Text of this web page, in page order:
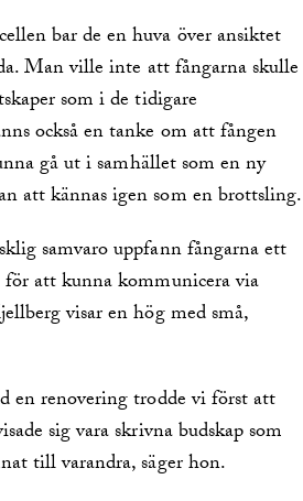
bar de en huva över ansiktet
Man ville inte att fångarna skulle
som i de tidigare
också en tanke om att fången
gå ut i samhället som en ny
att kännas igen som en brottsling.
samvaro uppfann fångarna ett
att kunna kommunicera via
visar en hög med små,
en renovering trodde vi först att
sig vara skrivna budskap som
till varandra, säger hon.